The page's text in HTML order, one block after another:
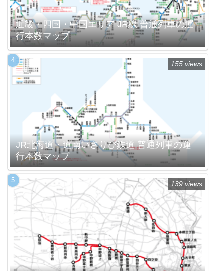
近畿・四国・中国エリア JR線 普通列車の運
行本数マップ
JR北海道・道南いさりび鉄道 普通列車の運
行本数マップ
155 views
139 views